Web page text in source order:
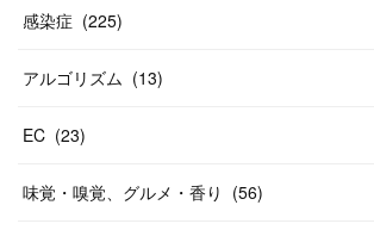
感染症 (225)
アルゴリズム (13)
EC (23)
味覚・嗅覚、グルメ・香り (56)